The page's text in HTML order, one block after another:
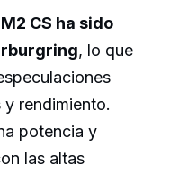
CS ha sido
, lo que
rendimiento.
potencia y
las altas